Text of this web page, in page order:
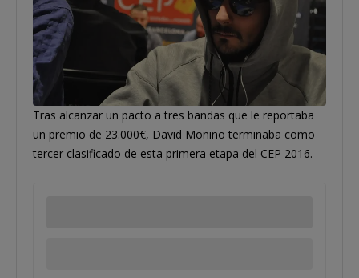
Tras alcanzar un pacto a tres bandas que le reportaba
un premio de 23.000€, David Moñino terminaba como
tercer clasificado de esta primera etapa del CEP 2016.